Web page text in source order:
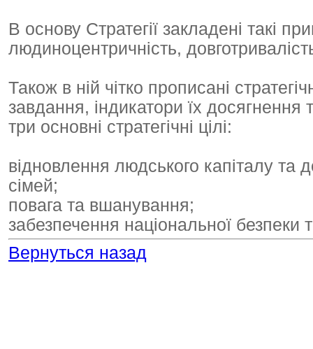
В основу Стратегії закладені такі
людиноцентричність,
Також в ній чітко прописані
завдання, індикатори їх досягнення
три основні стратегічні цілі:
відновлення людського капіталу та
сімей;
повага та вшанування;
забезпечення національної безпеки
Вернуться назад